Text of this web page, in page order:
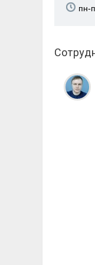
пн-